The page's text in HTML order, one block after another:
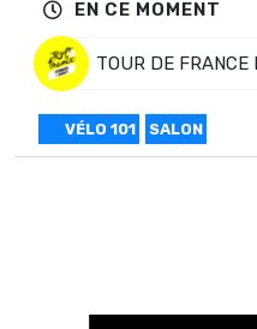
EN CE MOMENT
TOUR DE FRANCE
VÉLO 101 SALON